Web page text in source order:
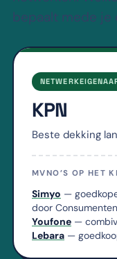
bepaalt mede je
KPN
Beste dekking
MVNO’S OP HET
Simyo —
door
Youfone —
Lebara —